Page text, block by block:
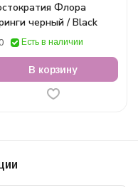
Флора
черный / Black
0 Есть в наличии
В корзину